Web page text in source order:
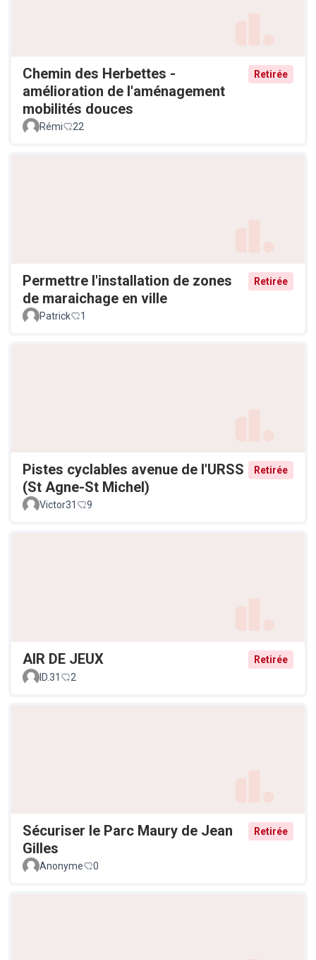
Chemin des Herbettes -
amélioration de l'aménagement
mobilités douces
Retirée
Rémi 22
Permettre l'installation de zones
de maraichage en ville
Retirée
Patrick 1
Pistes cyclables avenue de l'URSS
(St Agne-St Michel)
Retirée
Victor31 9
AIR DE JEUX
Retirée
ID.31
2
Sécuriser le Parc Maury de Jean
Gilles
Retirée
Anonyme 0